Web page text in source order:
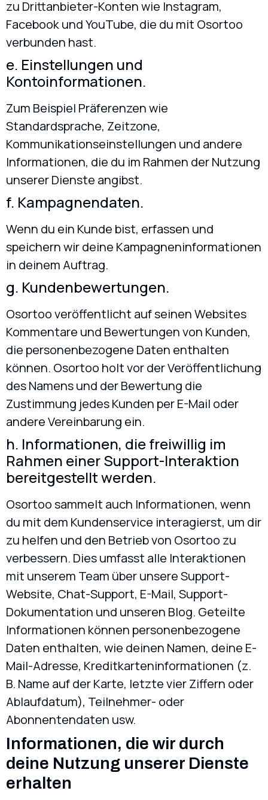
zu Drittanbieter-Konten wie Instagram,
Facebook und YouTube, die du mit Osortoo
verbunden hast.
e. Einstellungen und
Kontoinformationen.
Zum Beispiel Präferenzen wie
Standardsprache, Zeitzone,
Kommunikationseinstellungen und andere
Informationen, die du im Rahmen der Nutzung
unserer Dienste angibst.
f. Kampagnendaten.
Wenn du ein Kunde bist, erfassen und
speichern wir deine Kampagneninformationen
in deinem Auftrag.
g. Kundenbewertungen.
Osortoo veröffentlicht auf seinen Websites
Kommentare und Bewertungen von Kunden,
die personenbezogene Daten enthalten
können. Osortoo holt vor der Veröffentlichung
des Namens und der Bewertung die
Zustimmung jedes Kunden per E-Mail oder
andere Vereinbarung ein.
h. Informationen, die freiwillig im
Rahmen einer Support-Interaktion
bereitgestellt werden.
Osortoo sammelt auch Informationen, wenn
du mit dem Kundenservice interagierst, um dir
zu helfen und den Betrieb von Osortoo zu
verbessern. Dies umfasst alle Interaktionen
mit unserem Team über unsere Support-
Website, Chat-Support, E-Mail, Support-
Dokumentation und unseren Blog. Geteilte
Informationen können personenbezogene
Daten enthalten, wie deinen Namen, deine E-
Mail-Adresse, Kreditkarteninformationen (z.
B. Name auf der Karte, letzte vier Ziffern oder
Ablaufdatum), Teilnehmer- oder
Abonnentendaten usw.
Informationen, die wir durch
deine Nutzung unserer Dienste
erhalten